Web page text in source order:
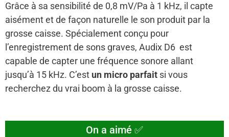
Grâce à sa sensibilité de 0,8 mV/Pa à 1 kHz, il capte
aisément et de façon naturelle le son produit par la
grosse caisse. Spécialement conçu pour
l’enregistrement de sons graves, Audix D6 est
capable de capter une fréquence sonore allant
jusqu’à 15 kHz. C’est un micro parfait si vous
recherchez du vrai boom à la grosse caisse.
On a aimé ✅